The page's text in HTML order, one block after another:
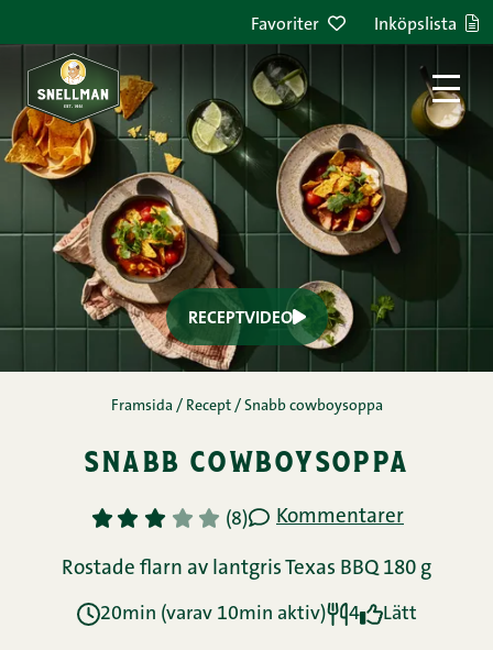
Favoriter Inköpslista